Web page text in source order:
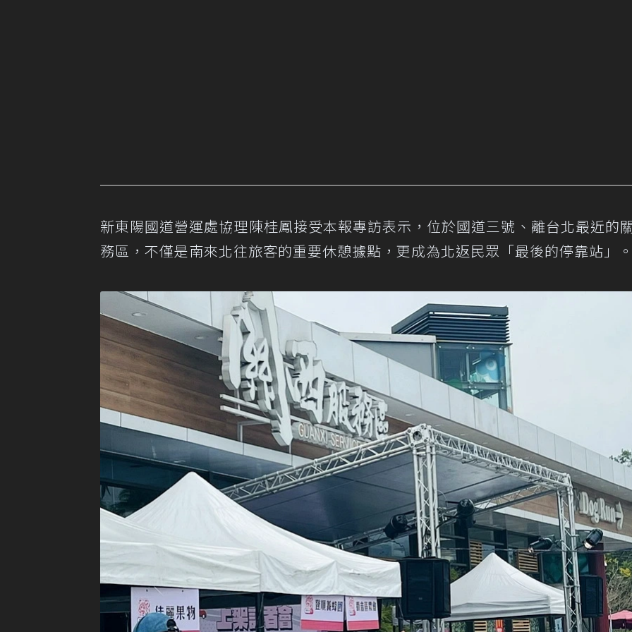
新東陽國道營運處協理陳桂鳳接受本報專訪表示，位於國道三號、離台北最近的
務區，不僅是南來北往旅客的重要休憩據點，更成為北返民眾「最後的停靠站」